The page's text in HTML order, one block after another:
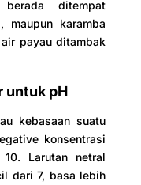
ditempat
maupun karamba
payau ditambak
untuk pH
kebasaan suatu
konsentrasi
Larutan netral
dari 7, basa lebih